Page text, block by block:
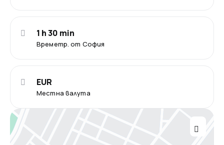
Времетр. от София
1 h 30 min
Местна валута
EUR